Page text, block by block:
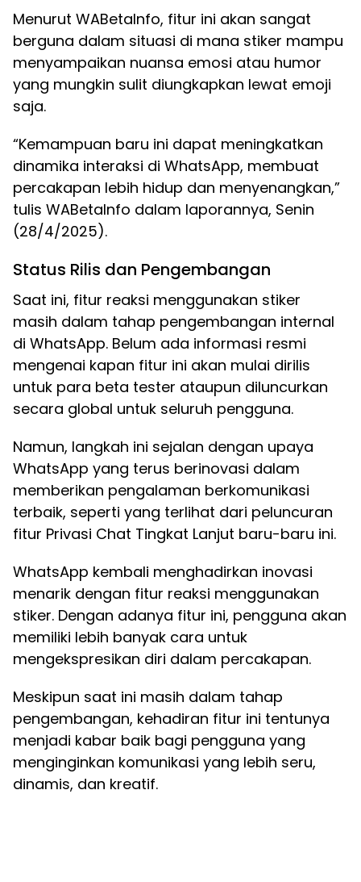
Menurut WABetaInfo, fitur ini akan sangat
berguna dalam situasi di mana stiker mampu
menyampaikan nuansa emosi atau humor
yang mungkin sulit diungkapkan lewat emoji
saja.
“Kemampuan baru ini dapat meningkatkan
dinamika interaksi di WhatsApp, membuat
percakapan lebih hidup dan menyenangkan,”
tulis WABetaInfo dalam laporannya, Senin
(28/4/2025).
Status Rilis dan Pengembangan
Saat ini, fitur reaksi menggunakan stiker
masih dalam tahap pengembangan internal
di WhatsApp. Belum ada informasi resmi
mengenai kapan fitur ini akan mulai dirilis
untuk para beta tester ataupun diluncurkan
secara global untuk seluruh pengguna.
Namun, langkah ini sejalan dengan upaya
WhatsApp yang terus berinovasi dalam
memberikan pengalaman berkomunikasi
terbaik, seperti yang terlihat dari peluncuran
fitur Privasi Chat Tingkat Lanjut baru-baru ini.
WhatsApp kembali menghadirkan inovasi
menarik dengan fitur reaksi menggunakan
stiker. Dengan adanya fitur ini, pengguna akan
memiliki lebih banyak cara untuk
mengekspresikan diri dalam percakapan.
Meskipun saat ini masih dalam tahap
pengembangan, kehadiran fitur ini tentunya
menjadi kabar baik bagi pengguna yang
menginginkan komunikasi yang lebih seru,
dinamis, dan kreatif.